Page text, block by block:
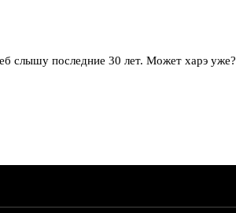
слышу последние 30 лет. Может харэ уже?